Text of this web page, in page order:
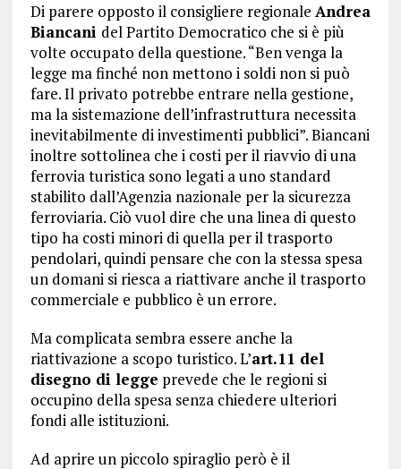
Di parere opposto il consigliere regionale Andrea
Biancani del Partito Democratico che si è più
volte occupato della questione. “Ben venga la
legge ma finché non mettono i soldi non si può
fare. Il privato potrebbe entrare nella gestione,
ma la sistemazione dell’infrastruttura necessita
inevitabilmente di investimenti pubblici”. Biancani
inoltre sottolinea che i costi per il riavvio di una
ferrovia turistica sono legati a uno standard
stabilito dall’Agenzia nazionale per la sicurezza
ferroviaria. Ciò vuol dire che una linea di questo
tipo ha costi minori di quella per il trasporto
pendolari, quindi pensare che con la stessa spesa
un domani si riesca a riattivare anche il trasporto
commerciale e pubblico è un errore.
Ma complicata sembra essere anche la
riattivazione a scopo turistico. L’art.11 del
disegno di legge prevede che le regioni si
occupino della spesa senza chiedere ulteriori
fondi alle istituzioni.
Ad aprire un piccolo spiraglio però è il